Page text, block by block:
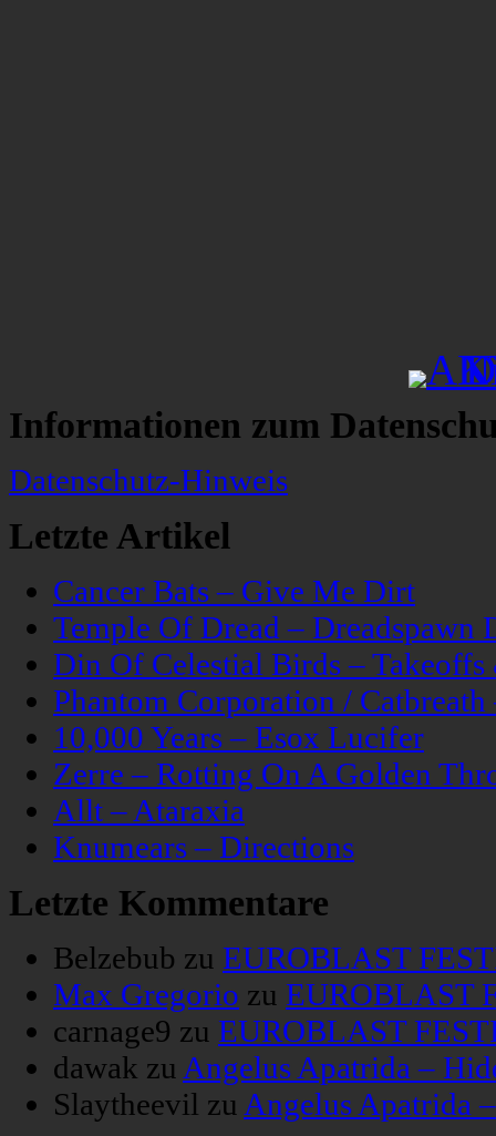
Informationen zum
Datenschutz-Hinweis
Letzte Artikel
Cancer Bats – Give Me Dirt
Temple Of Dread – Dreadspawn
Din Of Celestial Birds –
Phantom Corporation /
10,000 Years – Esox Lucifer
Zerre – Rotting On A Golden
Allt – Ataraxia
Knumears – Directions
Letzte Kommentare
Belzebub zu EUROBLAST
Max Gregorio zu EUROBLAST
carnage9 zu EUROBLAST
dawak zu Angelus Apatrida –
Slaytheevil zu Angelus Apatrida